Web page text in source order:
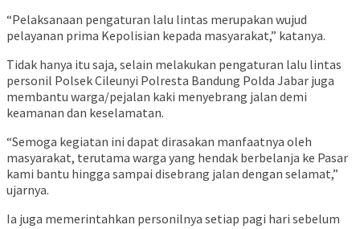
“Pelaksanaan pengaturan lalu lintas merupakan wujud
pelayanan prima Kepolisian kepada masyarakat,” katanya.
Tidak hanya itu saja, selain melakukan pengaturan lalu lintas
personil Polsek Cileunyi Polresta Bandung Polda Jabar juga
membantu warga/pejalan kaki menyebrang jalan demi
keamanan dan keselamatan.
“Semoga kegiatan ini dapat dirasakan manfaatnya oleh
masyarakat, terutama warga yang hendak berbelanja ke Pasar
kami bantu hingga sampai disebrang jalan dengan selamat,”
ujarnya.
Ia juga memerintahkan personilnya setiap pagi hari sebelum